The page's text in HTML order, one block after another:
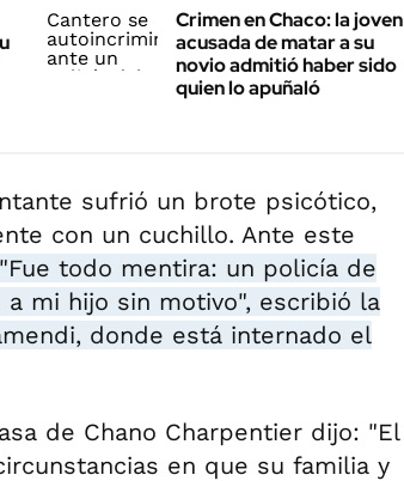
Crimen en Chaco: la joven
acusada de matar a su
novio admitió haber sido
quien lo apuñaló
sufrió un brote psicótico,
con un cuchillo. Ante este
"Fue todo mentira: un policía de
mi hijo sin motivo", escribió la
donde está internado el
de Chano Charpentier dijo: "El
en que su familia y